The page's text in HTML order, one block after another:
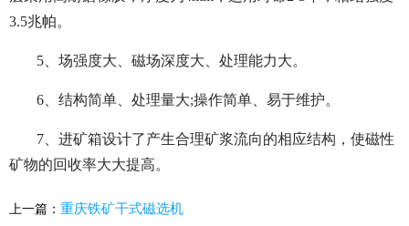
3.5兆帕。
5、场强度大、磁场深度大、处理能力大。
6、结构简单、处理量大;操作简单、易于维护。
7、进矿箱设计了产生合理矿浆流向的相应结构，使磁性
矿物的回收率大大提高。
上一篇： 重庆铁矿干式磁选机